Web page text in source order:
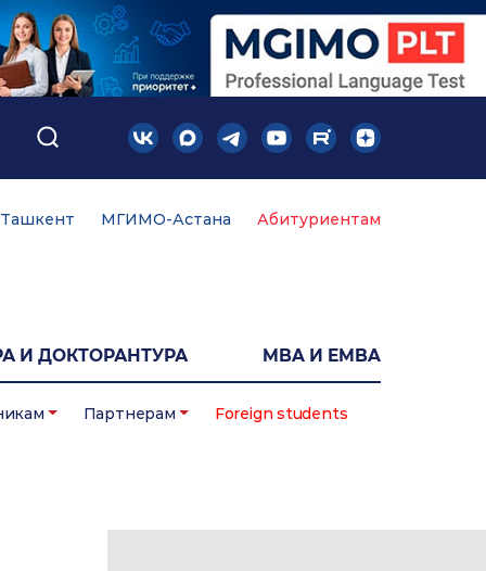
МГИМО-Астана Абитуриентам
И ДОКТОРАНТУРА MBA И EMBA
Партнерам Foreign students